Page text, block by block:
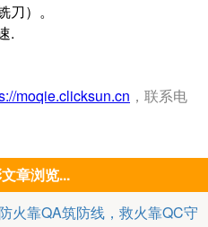
）。
.
moqie.clicksun.cn ，联系电
章浏览...
火靠QA筑防线，救火靠QC守